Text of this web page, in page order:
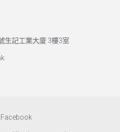
生記工業大廈 3樓3室
Facebook